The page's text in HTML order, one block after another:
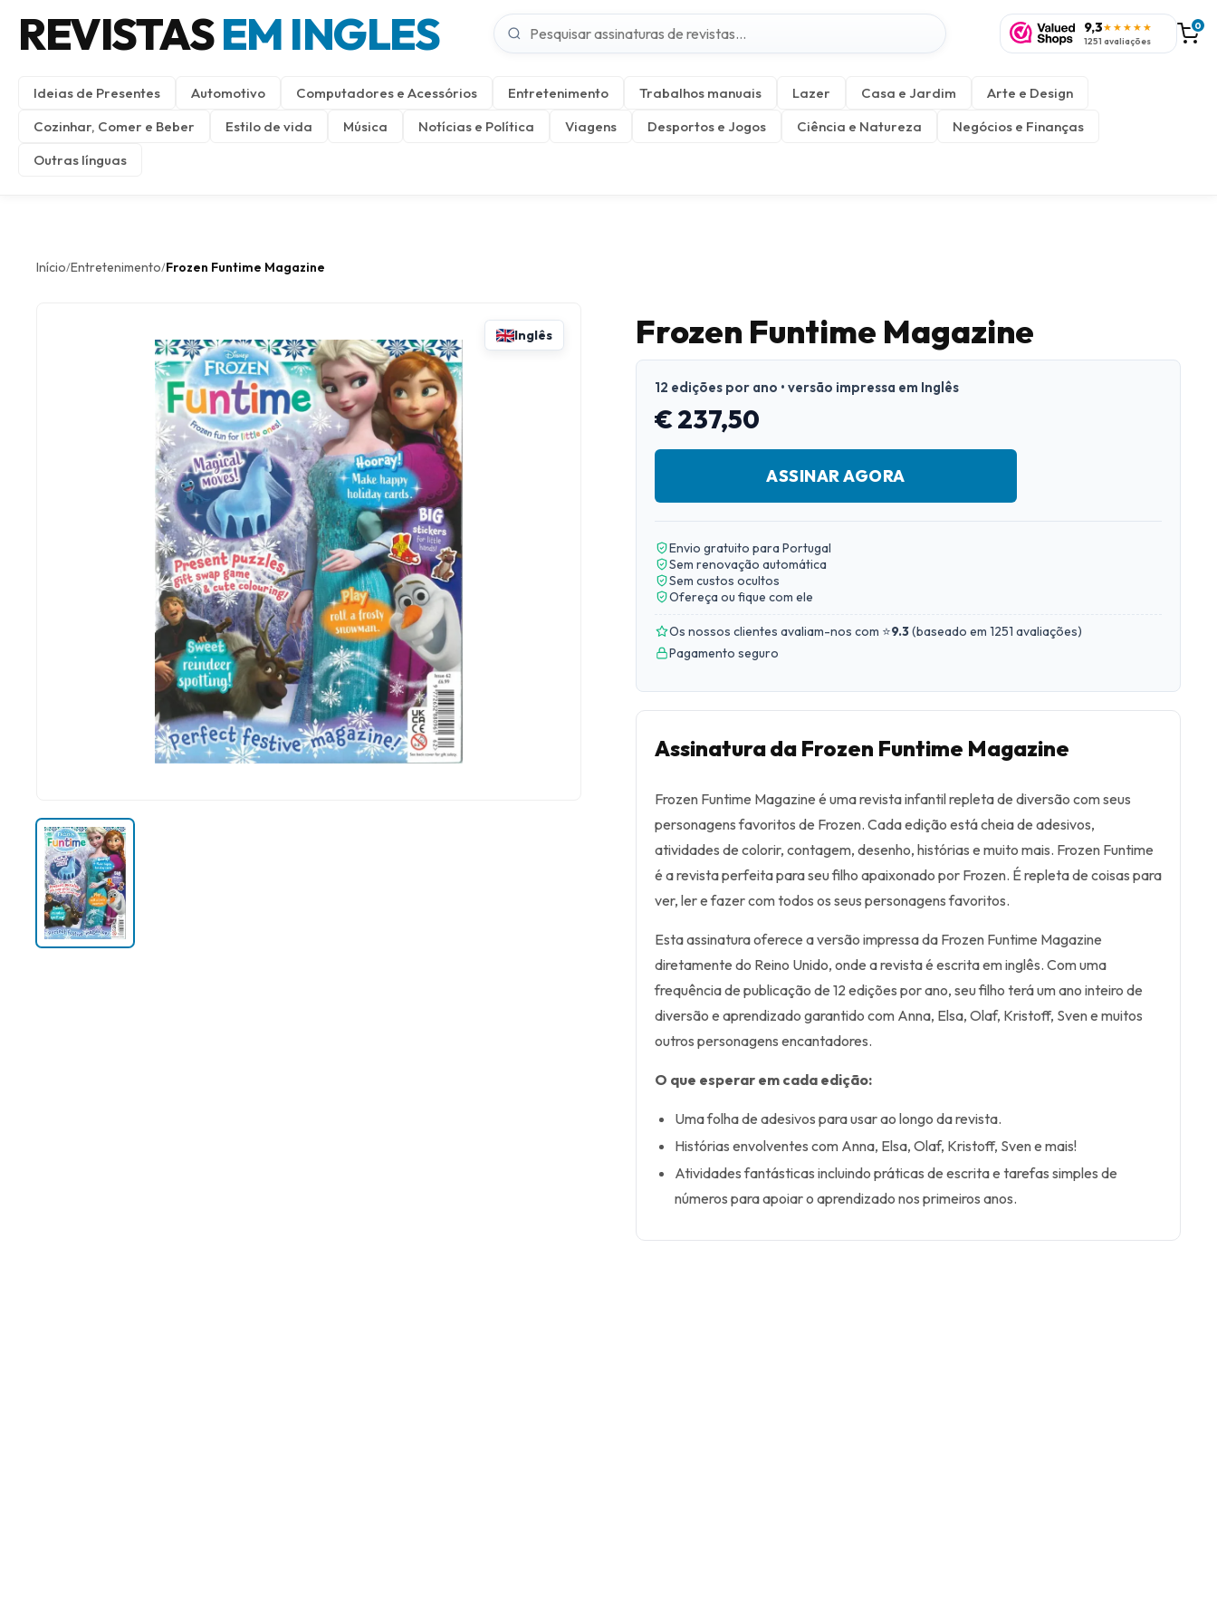
REVISTASEM INGLES 9,3★★★★★
1251 avaliações
0
Ideias de Presentes Automotivo Computadores e Acessórios Entretenimento Trabalhos manuais Lazer Casa e Jardim
Arte e Design
Cozinhar, Comer e Beber
Estilo de vida Música Notícias e Política Viagens Desportos e Jogos Ciência e Natureza
Negócios e Finanças
Outras línguas
Início/Entretenimento/Frozen Funtime Magazine
Inglês Frozen Funtime Magazine
12 edições por ano • versão impressa em Inglês
€ 237,50
ASSINAR AGORA
Envio gratuito para Portugal
Sem renovação automática
Sem custos ocultos
Ofereça ou fique com ele
Os nossos clientes avaliam-nos com ⭐9.3(baseado em 1251 avaliações)
Pagamento seguro
Assinatura da Frozen Funtime Magazine
Frozen Funtime Magazine é uma revista infantil repleta de diversão com seus
personagens favoritos de Frozen. Cada edição está cheia de adesivos,
atividades de colorir, contagem, desenho, histórias e muito mais. Frozen Funtime
é a revista perfeita para seu filho apaixonado por Frozen. É repleta de coisas para
ver, ler e fazer com todos os seus personagens favoritos.
Esta assinatura oferece a versão impressa da Frozen Funtime Magazine
diretamente do Reino Unido, onde a revista é escrita em inglês. Com uma
frequência de publicação de 12 edições por ano, seu filho terá um ano inteiro de
diversão e aprendizado garantido com Anna, Elsa, Olaf, Kristoff, Sven e muitos
outros personagens encantadores.
O que esperar em cada edição:
Uma folha de adesivos para usar ao longo da revista.
Histórias envolventes com Anna, Elsa, Olaf, Kristoff, Sven e mais!
Atividades fantásticas incluindo práticas de escrita e tarefas simples de
números para apoiar o aprendizado nos primeiros anos.